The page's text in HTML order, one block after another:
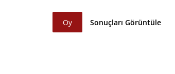
Oy Sonuçları Görüntüle